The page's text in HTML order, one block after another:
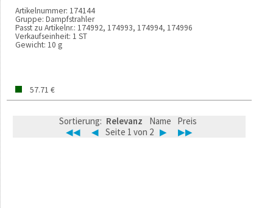
Artikelnummer: 174144
Gruppe: Dampfstrahler
Passt zu Artikelnr.: 174992, 174993, 174994, 174996
Verkaufseinheit: 1 ST
Gewicht: 10 g
57.71 €
Sortierung: Relevanz Name
Preis
◀◀
◀ Seite 1 von 2 ▶ ▶▶